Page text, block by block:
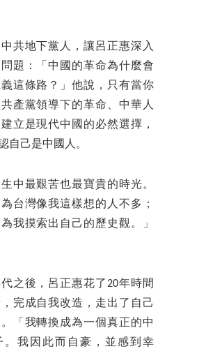
共地下黨人，讓呂正惠深入
題：「中國的革命為什麼會
這條路？」他說，只有當你
產黨領導下的革命、中華人
立是現代中國的必然選擇，
自己是中國人。
生中最艱苦也最寶貴的時光。
台灣像我這樣想的人不多；
我摸索出自己的歷史觀。」
之後，呂正惠花了20年時間
完成自我改造，走出了自己
「我轉換成為一個真正的中
。我因此而自豪，並感到幸